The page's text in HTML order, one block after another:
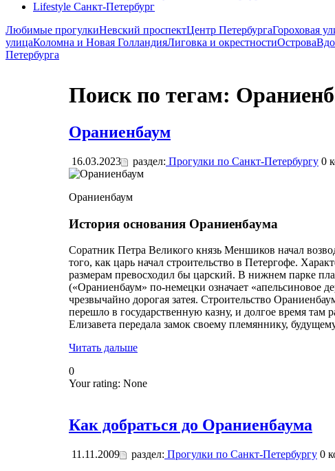
Lifestyle Санкт-Петербург
Любимые прогулкиНевский проспектЦентр ПетербургаГороховая
улицаКоломна и Новая ГолландияЛиговка и окрестностиОстрова
Петербурга
Поиск по тегам:
Ораниенбаум
16.03.2023 раздел: Прогулки по Санкт-Петербургу 0
Ораниенбаум
История основания Ораниенбаума
Соратник Петра Великого князь Меншиков начал
того, как царь начал строительство в Петергофе.
размерам превосходил бы царский. В нижнем парке
(«Ораниенбаум» по-немецки означает «апельсиновое
чрезвычайно дорогая затея. Строительство
перешло в государственную казну, и долгое время
Елизавета передала замок своему племяннику,
Читать дальше
0
Your rating: None
Как добраться до Ораниенбаума
11.11.2009 раздел: Прогулки по Санкт-Петербургу 0